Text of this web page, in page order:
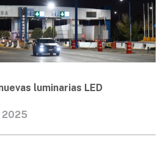
luminarias LED
2025